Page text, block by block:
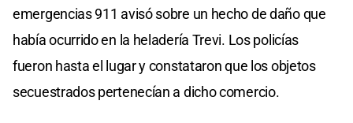
emergencias 911 avisó sobre un hecho de daño que
había ocurrido en la heladería Trevi. Los policías
fueron hasta el lugar y constataron que los objetos
secuestrados pertenecían a dicho comercio.